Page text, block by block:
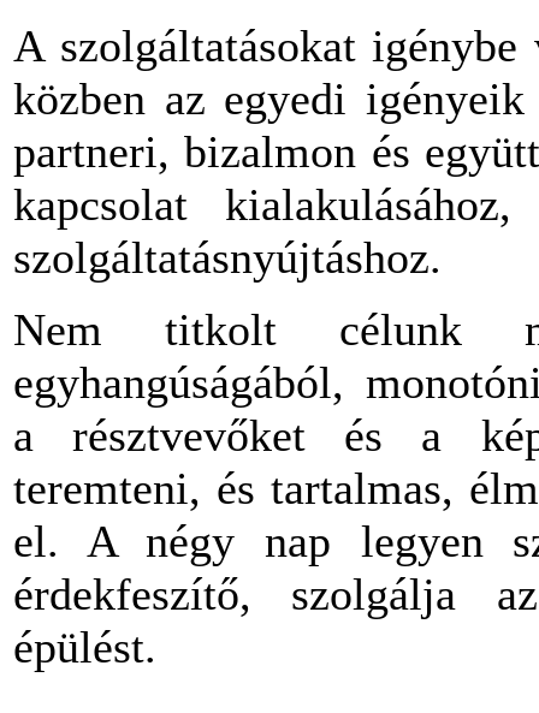
A szolgáltatásokat
közben az egyedi
partneri, bizalmon és
kapcsolat
szolgáltatásnyújtáshoz.
Nem titkolt célunk
egyhangúságából,
a résztvevőket és a
teremteni, és tartalmas,
el. A négy nap legyen
érdekfeszítő, szolgálja
épülést.